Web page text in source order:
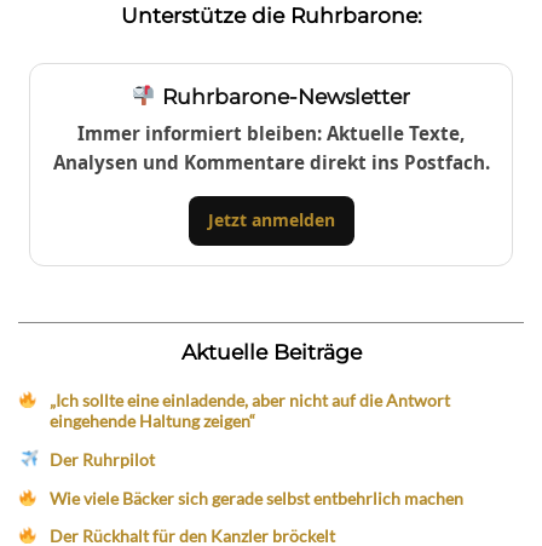
Unterstütze die Ruhrbarone:
Ruhrbarone-Newsletter
Immer informiert bleiben: Aktuelle Texte,
Analysen und Kommentare direkt ins Postfach.
Jetzt anmelden
Aktuelle Beiträge
„Ich sollte eine einladende, aber nicht auf die Antwort
eingehende Haltung zeigen“
Der Ruhrpilot
Wie viele Bäcker sich gerade selbst entbehrlich machen
Der Rückhalt für den Kanzler bröckelt